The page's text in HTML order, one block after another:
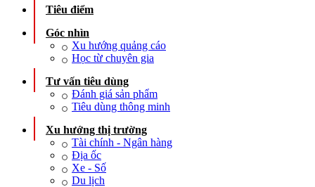
Tiêu điểm
Góc nhìn
Xu hướng quảng cáo
Học từ chuyên gia
Tư vấn tiêu dùng
Đánh giá sản phẩm
Tiêu dùng thông minh
Xu hướng thị trường
Tài chính - Ngân hàng
Địa ốc
Xe - Số
Du lịch